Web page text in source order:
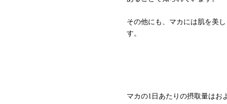
その他にも、マカには肌を美
す。
マカの1日あたりの摂取量はお